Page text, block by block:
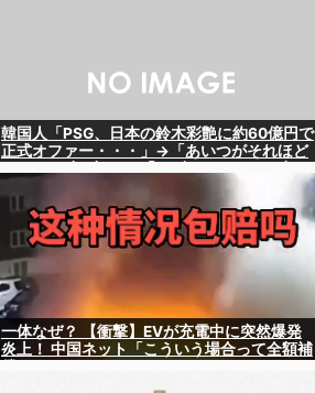
韓国人「PSG、日本の鈴木彩艶に約60億円で
正式オファー・・・」→「あいつがそれほど
るとは思わないけど、それでもやっぱり羨ま
しいね」
一体なぜ？ 【衝撃】EVが充電中に突然爆発
炎上！ 中国ネット「こういう場合って全額補